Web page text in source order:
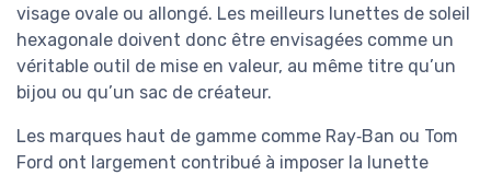
visage ovale ou allongé. Les meilleurs lunettes de soleil
hexagonale doivent donc être envisagées comme un
véritable outil de mise en valeur, au même titre qu’un
bijou ou qu’un sac de créateur.
Les marques haut de gamme comme Ray‑Ban ou Tom
Ford ont largement contribué à imposer la lunette